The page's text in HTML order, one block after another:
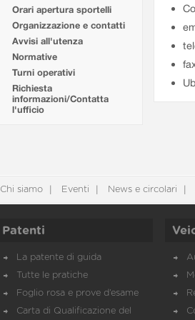
Orari apertura sportelli
Organizzazione e contatti
Avvisi all'utenza
Normative
Turni operativi
Richiesta
informazioni/Contatta
l'ufficio
Chi siamo Eventi News e circolari
Patenti
La patente di guida
Tutte le pratiche
Foglio rosa e prove d’esame
Carta di Qualificazione del